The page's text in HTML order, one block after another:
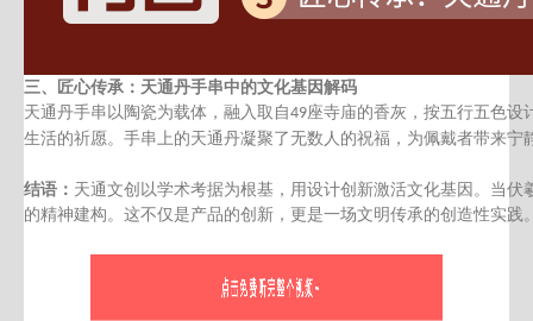
三、
匠心传承：天通丹手串中的文化基因解码
天通丹手串以陶瓷为载体，融入取自49座寺庙的香灰，按五行五色设
生活的祈愿。手串上的天通丹凝聚了无数人的祝福，为佩戴者带来宁
结语： 天通文创以学术考据为根基，用设计创新激活文化基因。当
的精神建构。这不仅是产品的创新，更是一场文明传承的创造性实践